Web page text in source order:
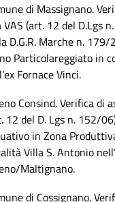
di Massignano.
VAS (art. 12 del D.Lgs
D.G.R. Marche n.
Particolareggiato in
Fornace Vinci.
Consind. Verifica di
12 del D. Lgs n. 152/
in Zona
Villa S. Antonio
Maltignano.
di Cossignano.